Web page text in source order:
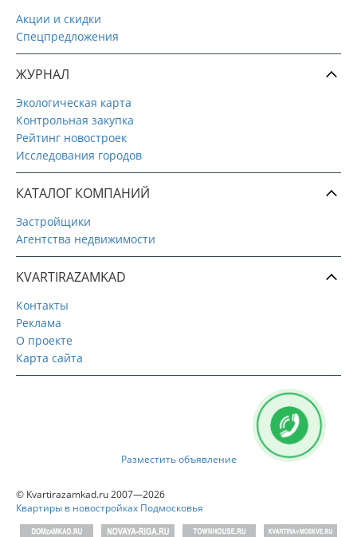
Акции и скидки
Спецпредложения
ЖУРНАЛ
Экологическая карта
Контрольная закупка
Рейтинг новостроек
Исследования городов
КАТАЛОГ КОМПАНИЙ
Застройщики
Агентства недвижимости
KVARTIRAZAMKAD
Контакты
Реклама
О проекте
Карта сайта
Разместить объявление
© Kvartirazamkad.ru 2007—2026
Квартиры в новостройках Подмосковья